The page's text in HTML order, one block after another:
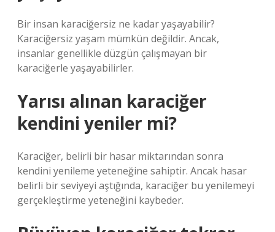
Bir insan karaciğersiz ne kadar yaşayabilir?
Karaciğersiz yaşam mümkün değildir. Ancak,
insanlar genellikle düzgün çalışmayan bir
karaciğerle yaşayabilirler.
Yarısı alınan karaciğer
kendini yeniler mi?
Karaciğer, belirli bir hasar miktarından sonra
kendini yenileme yeteneğine sahiptir. Ancak hasar
belirli bir seviyeyi aştığında, karaciğer bu yenilemeyi
gerçekleştirme yeteneğini kaybeder.